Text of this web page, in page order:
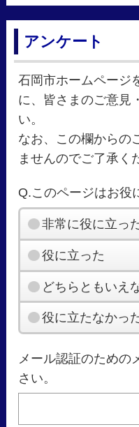
アンケート
石岡市ホームページ
に、皆さまのご意見
い。
なお、この欄からの
ませんのでご了承く
Q.このページはお役
非常に役に立っ
役に立った
どちらともいえ
役に立たなかっ
メール認証のための
さい。